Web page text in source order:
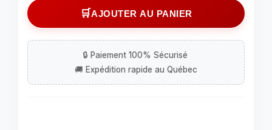
Lecteur
multimédia
en
Streaming
Anycast
HDMI
AJOUTER AU PANIER